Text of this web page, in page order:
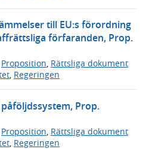
till EU:s förordning
förfaranden, Prop.
Proposition, Rättsliga dokument
, Regeringen
Prop.
Proposition Rättsliga dokument
Regeringen